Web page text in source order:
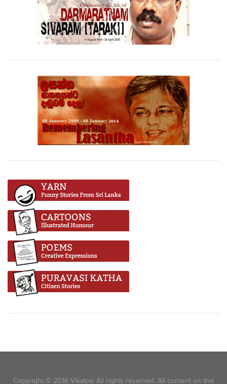
Copyright © 2016 Vikalpa. All rights reserved. All content on this